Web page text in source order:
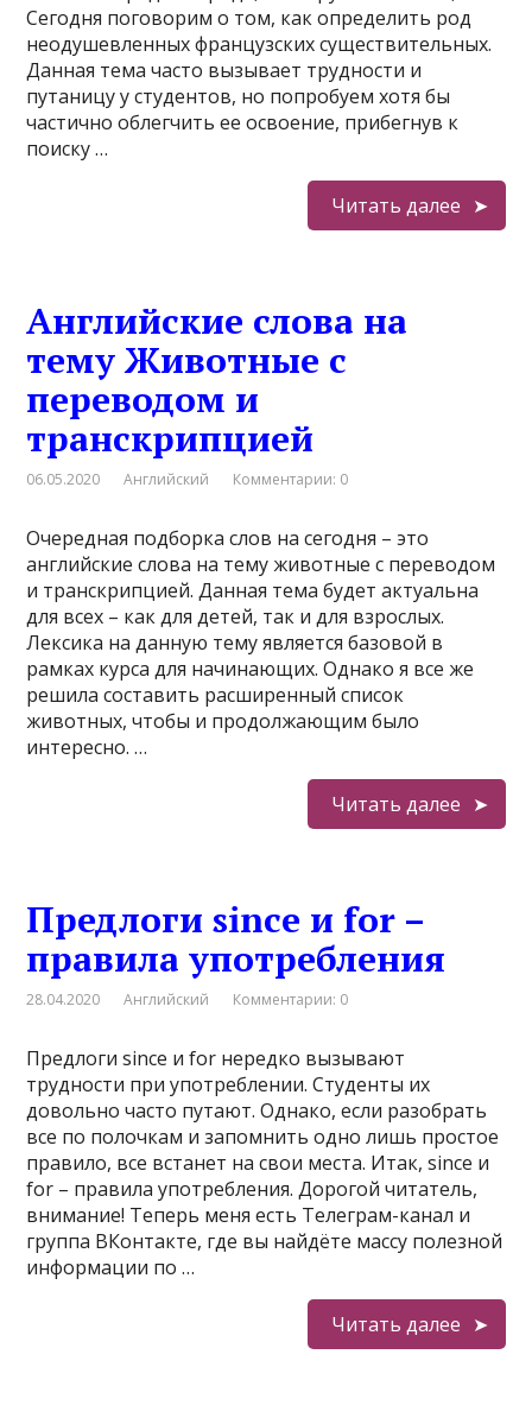
Сегодня поговорим о том, как определить род
неодушевленных французских существительных.
Данная тема часто вызывает трудности и
путаницу у студентов, но попробуем хотя бы
частично облегчить ее освоение, прибегнув к
поиску …
Читать далее
Английские слова на
тему Животные с
переводом и
транскрипцией
06.05.2020 Английский Комментарии: 0
Очередная подборка слов на сегодня – это
английские слова на тему животные с переводом
и транскрипцией. Данная тема будет актуальна
для всех – как для детей, так и для взрослых.
Лексика на данную тему является базовой в
рамках курса для начинающих. Однако я все же
решила составить расширенный список
животных, чтобы и продолжающим было
интересно. …
Читать далее
Предлоги since и for –
правила употребления
28.04.2020 Английский Комментарии: 0
Предлоги since и for нередко вызывают
трудности при употреблении. Студенты их
довольно часто путают. Однако, если разобрать
все по полочкам и запомнить одно лишь простое
правило, все встанет на свои места. Итак, since и
for – правила употребления. Дорогой читатель,
внимание! Теперь меня есть Телеграм-канал и
группа ВКонтакте, где вы найдёте массу полезной
информации по …
Читать далее